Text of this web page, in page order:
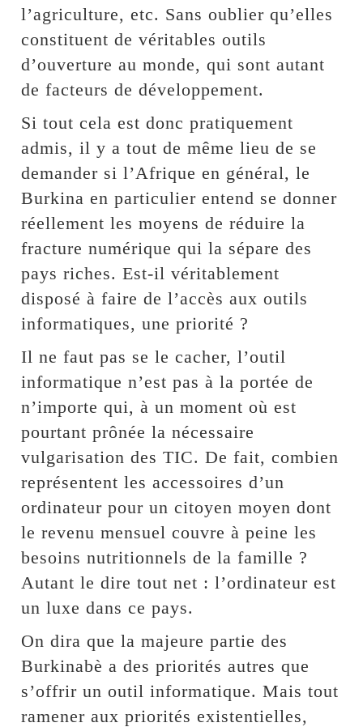
l’agriculture, etc. Sans oublier qu’elles
constituent de véritables outils
d’ouverture au monde, qui sont autant
de facteurs de développement.
Si tout cela est donc pratiquement
admis, il y a tout de même lieu de se
demander si l’Afrique en général, le
Burkina en particulier entend se donner
réellement les moyens de réduire la
fracture numérique qui la sépare des
pays riches. Est-il véritablement
disposé à faire de l’accès aux outils
informatiques, une priorité ?
Il ne faut pas se le cacher, l’outil
informatique n’est pas à la portée de
n’importe qui, à un moment où est
pourtant prônée la nécessaire
vulgarisation des TIC. De fait, combien
représentent les accessoires d’un
ordinateur pour un citoyen moyen dont
le revenu mensuel couvre à peine les
besoins nutritionnels de la famille ?
Autant le dire tout net : l’ordinateur est
un luxe dans ce pays.
On dira que la majeure partie des
Burkinabè a des priorités autres que
s’offrir un outil informatique. Mais tout
ramener aux priorités existentielles,